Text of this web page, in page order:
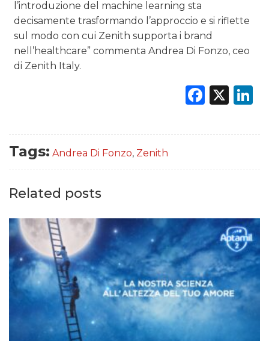
l’introduzione del machine learning sta
decisamente trasformando l’approccio e si riflette
sul modo con cui Zenith supporta i brand
nell’healthcare” commenta Andrea Di Fonzo, ceo
di Zenith Italy.
X
Tags: Andrea Di Fonzo, Zenith
Related posts